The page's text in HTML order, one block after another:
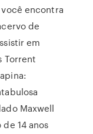
encontra
de
em
Torrent
Maxwell
14 anos